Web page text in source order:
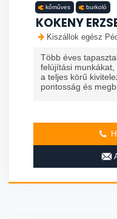
kőműves burkoló
KOKENY
Kiszállok egész
Több éves
felújítási
a teljes körű
pontosság és